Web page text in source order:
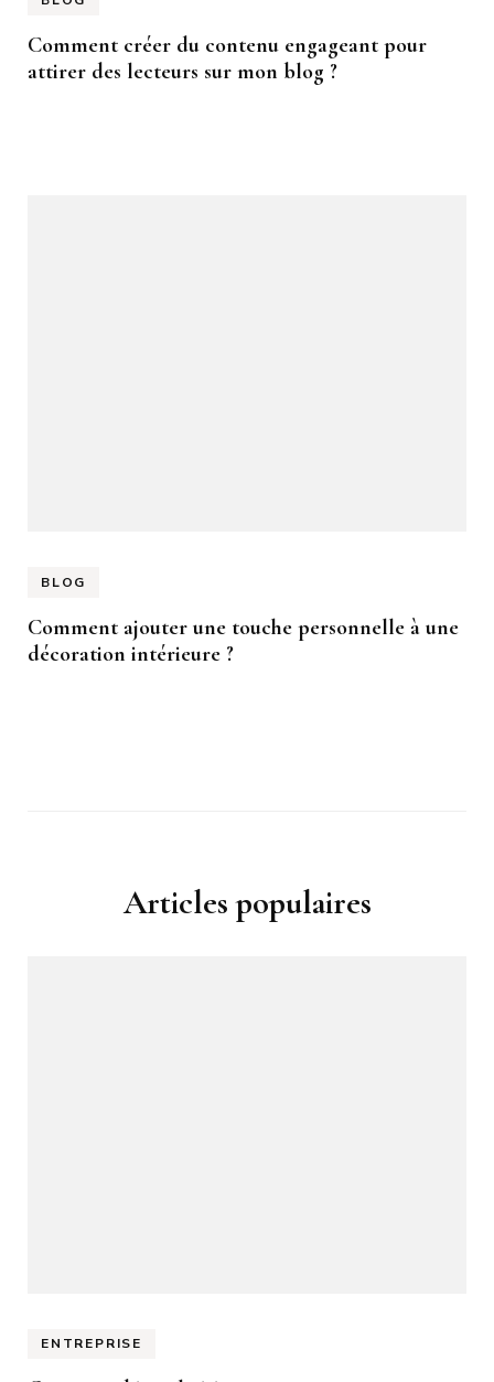
Comment créer du contenu engageant pour
attirer des lecteurs sur mon blog ?
BLOG
Comment ajouter une touche personnelle à une
décoration intérieure ?
Articles populaires
ENTREPRISE